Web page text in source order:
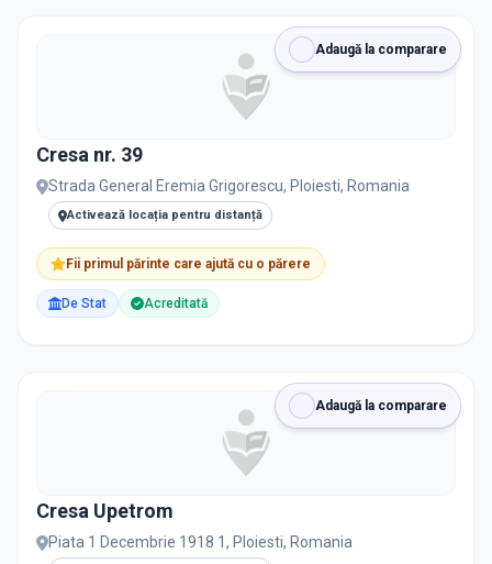
Adaugă la comparare
Cresa nr. 39
Strada General Eremia Grigorescu, Ploiesti, Romania
Activează locația pentru distanță
Fii primul părinte care ajută cu o părere
De Stat Acreditată
Adaugă la comparare
Cresa Upetrom
Piata 1 Decembrie 1918 1, Ploiesti, Romania